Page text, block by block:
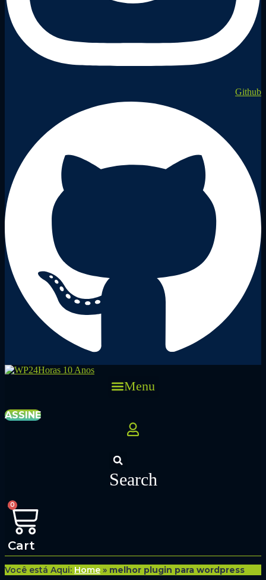
Github
Menu
ASSINE
Search
0
Cart
Você está Aqui: Home » melhor plugin para wordpress